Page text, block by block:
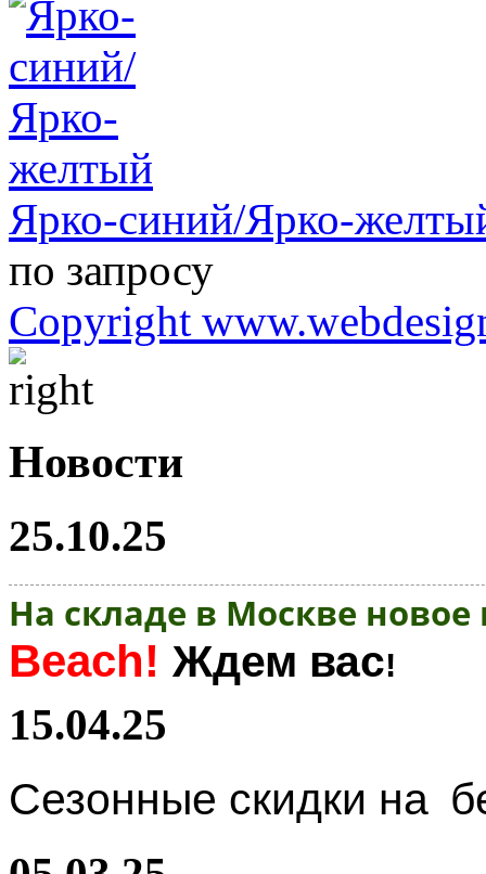
Ярко-синий/Ярко-
по запросу
Copyright
Новости
25.10.25
На складе в Москве
Beach! Ждем вас!
15.04.25
Сезонные скидки на